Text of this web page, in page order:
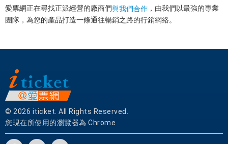
愛票網正在尋找正派經營的廠商們與我們合作 ，由我們以最強的專業
團隊，為您的產品打造一條通往暢銷之路的行銷網絡。
© 2026 iticket. All Rights Reserved.
您現在所使用的瀏覽器為 Chrome